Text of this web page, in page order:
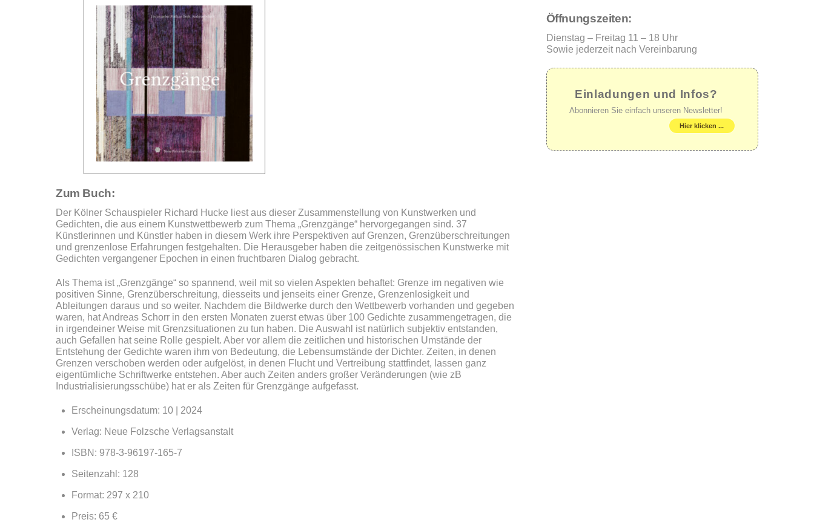
Zum Buch:
Der Kölner Schauspieler Richard Hucke liest aus dieser Zusammenstellung von Kunstwerken und
Gedichten, die aus einem Kunstwettbewerb zum Thema „Grenzgänge“ hervorgegangen sind. 37
Künstlerinnen und Künstler haben in diesem Werk ihre Perspektiven auf Grenzen, Grenzüberschreitungen
und grenzenlose Erfahrungen festgehalten. Die Herausgeber haben die zeitgenössischen Kunstwerke mit
Gedichten vergangener Epochen in einen fruchtbaren Dialog gebracht.
Als Thema ist „Grenzgänge“ so spannend, weil mit so vielen Aspekten behaftet: Grenze im negativen wie
positiven Sinne, Grenzüberschreitung, diesseits und jenseits einer Grenze, Grenzenlosigkeit und
Ableitungen daraus und so weiter. Nachdem die Bildwerke durch den Wettbewerb vorhanden und gegeben
waren, hat Andreas Schorr in den ersten Monaten zuerst etwas über 100 Gedichte zusammengetragen, die
in irgendeiner Weise mit Grenzsituationen zu tun haben. Die Auswahl ist natürlich subjektiv entstanden,
auch Gefallen hat seine Rolle gespielt. Aber vor allem die zeitlichen und historischen Umstände der
Entstehung der Gedichte waren ihm von Bedeutung, die Lebensumstände der Dichter. Zeiten, in denen
Grenzen verschoben werden oder aufgelöst, in denen Flucht und Vertreibung stattfindet, lassen ganz
eigentümliche Schriftwerke entstehen. Aber auch Zeiten anders großer Veränderungen (wie zB
Industrialisierungsschübe) hat er als Zeiten für Grenzgänge aufgefasst.
Erscheinungsdatum: 10 | 2024
Verlag: Neue Folzsche Verlagsanstalt
ISBN: 978-3-96197-165-7
Seitenzahl: 128
Format: 297 x 210
Preis: 65 €
Öffnungszeiten:
Dienstag – Freitag 11 – 18 Uhr
Sowie jederzeit nach Vereinbarung
Einladungen und Infos?
Abonnieren Sie einfach unseren Newsletter!
Hier klicken ...